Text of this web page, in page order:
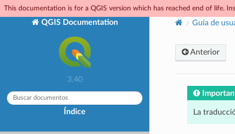
This documentation is for a QGIS version which has reached end of life.
QGIS Documentation
3.40
Índice
2. Trabajando con Archivos de
Proyecto
4. El panel Navegador
5. Configuración QGIS
6. Trabajar con Proyecciones
7. Visualización de mapas
8. Herramientas generales
Guía de
Anterior
La